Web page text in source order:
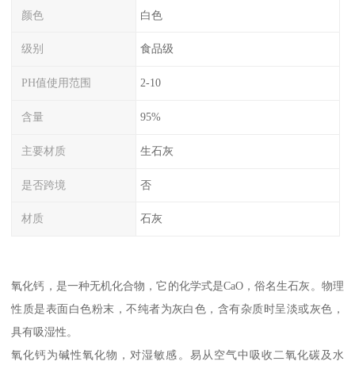
颜色 白色
级别 食品级
PH值使用范围 2-10
含量 95%
主要材质 生石灰
是否跨境 否
材质 石灰
氧化钙，是一种无机化合物，它的化学式是CaO，俗名生石灰。物理
性质是表面白色粉末，不纯者为灰白色，含有杂质时呈淡或灰色，
具有吸湿性。
氧化钙为碱性氧化物，对湿敏感。易从空气中吸收二氧化碳及水